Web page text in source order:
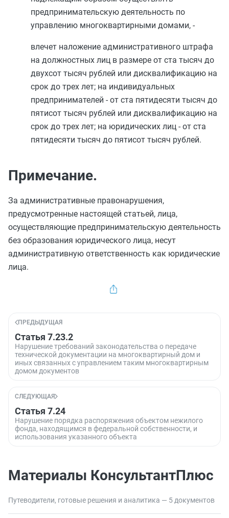
предпринимательскую деятельность по
управлению многоквартирными домами, -
влечет наложение административного штрафа
на должностных лиц в размере от ста тысяч до
двухсот тысяч рублей или дисквалификацию на
срок до трех лет; на индивидуальных
предпринимателей - от ста пятидесяти тысяч до
пятисот тысяч рублей или дисквалификацию на
срок до трех лет; на юридических лиц - от ста
пятидесяти тысяч до пятисот тысяч рублей.
Примечание.
За административные правонарушения,
предусмотренные настоящей статьей, лица,
осуществляющие предпринимательскую деятельность
без образования юридического лица, несут
административную ответственность как юридические
лица.
ПРЕДЫДУЩАЯ
Статья 7.23.2
Нарушение требований законодательства о передаче
технической документации на многоквартирный дом и
иных связанных с управлением таким многоквартирным
домом документов
СЛЕДУЮЩАЯ
Статья 7.24
Нарушение порядка распоряжения объектом нежилого
фонда, находящимся в федеральной собственности, и
использования указанного объекта
Материалы КонсультантПлюс
Путеводители, готовые решения и аналитика — 5 документов